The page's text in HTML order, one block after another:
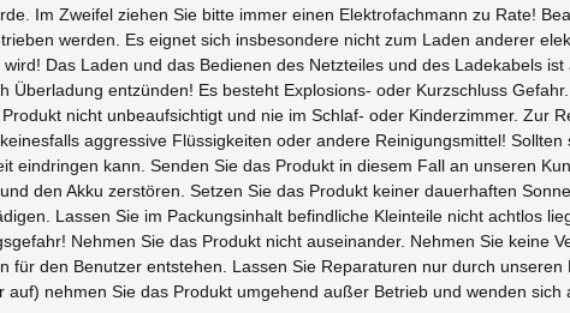
Im Zweifel ziehen Sie bitte immer einen Elektrofachmann zu Rate!
werden. Es eignet sich insbesondere nicht zum Laden anderer
Das Laden und das Bedienen des Netzteiles und des Ladekabels ist
entzünden! Es besteht Explosions- oder Kurzschluss
nicht unbeaufsichtigt und nie im Schlaf- oder Kinderzimmer. Zur
aggressive Flüssigkeiten oder andere Reinigungsmittel! Sollten
eindringen kann. Senden Sie das Produkt in diesem Fall an unseren
den Akku zerstören. Setzen Sie das Produkt keiner dauerhaften
Lassen Sie im Packungsinhalt befindliche Kleinteile nicht achtlos
Nehmen Sie das Produkt nicht auseinander. Nehmen Sie keine
den Benutzer entstehen. Lassen Sie Reparaturen nur durch unseren
nehmen Sie das Produkt umgehend außer Betrieb und wenden sich